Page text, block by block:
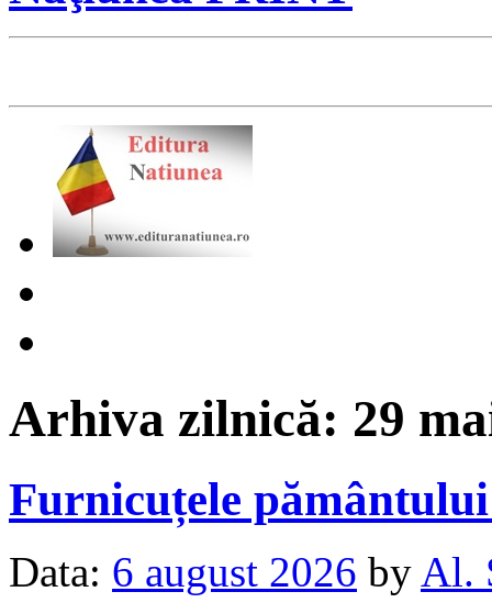
Arhiva zilnică: 29
Furnicuțele
Data: 6 august 2026 by Al.